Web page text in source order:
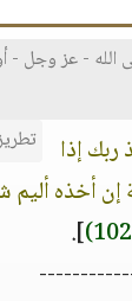
الله - عز وجل
إذا
إن أخذه
].